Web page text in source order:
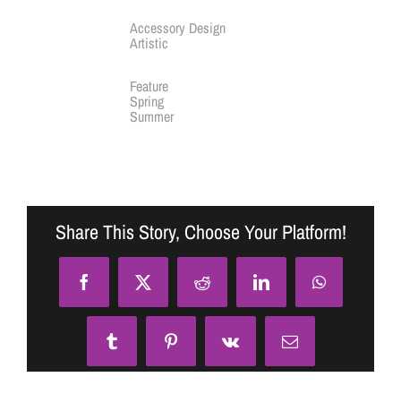
Accessory Design
Artistic
Feature
Spring
Summer
Share This Story, Choose Your Platform!
FacebookX Reddit LinkedInWhatsApp
Tumblr PinterestVk Email